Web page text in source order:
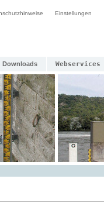
Einstellungen
Downloads Webservices